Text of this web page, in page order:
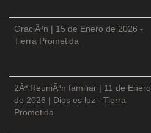
OraciÃ³n | 15 de Enero de 2026 -
Tierra Prometida
2Âª ReuniÃ³n familiar | 11 de Enero
de 2026 | Dios es luz - Tierra
Prometida